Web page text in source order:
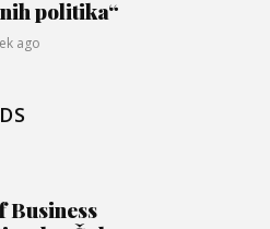
politika“
ago
Business